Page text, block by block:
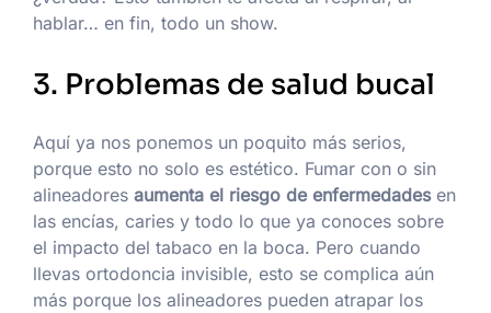
hablar… en fin, todo un show.
3. Problemas de salud bucal
Aquí ya nos ponemos un poquito más serios,
porque esto no solo es estético. Fumar con o sin
alineadores aumenta el riesgo de enfermedadesen
las encías, caries y todo lo que ya conoces sobre
el impacto del tabaco en la boca. Pero cuando
llevas ortodoncia invisible, esto se complica aún
más porque los alineadores pueden atrapar los